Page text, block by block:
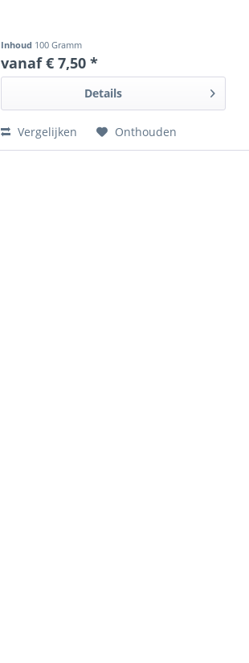
Inhoud 100 Gramm
vanaf € 7,50 *
Details
Vergelijken Onthouden